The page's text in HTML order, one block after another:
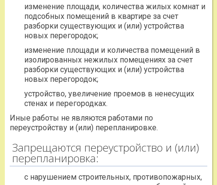
изменение площади, количества жилых комнат и
подсобных помещений в квартире за счет
разборки существующих и (или) устройства
новых перегородок;
изменение площади и количества помещений в
изолированных нежилых помещениях за счет
разборки существующих и (или) устройства
новых перегородок;
устройство, увеличение проемов в ненесущих
стенах и перегородках.
Иные работы не являются работами по
переустройству и (или) перепланировке.
Запрещаются переустройство и (или)
перепланировка:
с нарушением строительных, противопожарных,